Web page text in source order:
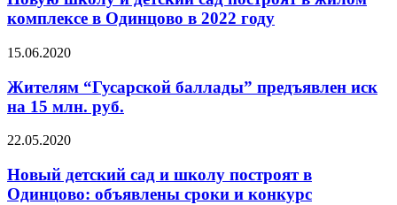
комплексе в Одинцово в 2022 году
15.06.2020
Жителям “Гусарской баллады” предъявлен иск
на 15 млн. руб.
22.05.2020
Новый детский сад и школу построят в
Одинцово: объявлены сроки и конкурс